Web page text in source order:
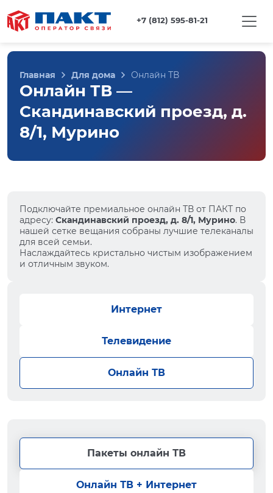
+7 (812) 595-81-21
Главная Для дома Онлайн ТВ
Онлайн ТВ —
Скандинавский проезд, д.
8/1, Мурино
Подключайте премиальное онлайн ТВ от ПАКТ по
адресу: Скандинавский проезд, д. 8/1, Мурино. В
нашей сетке вещания собраны лучшие телеканалы
для всей семьи.
Наслаждайтесь кристально чистым изображением
и отличным звуком.
Интернет
Телевидение
Онлайн ТВ
Пакеты онлайн ТВ
Онлайн ТВ + Интернет